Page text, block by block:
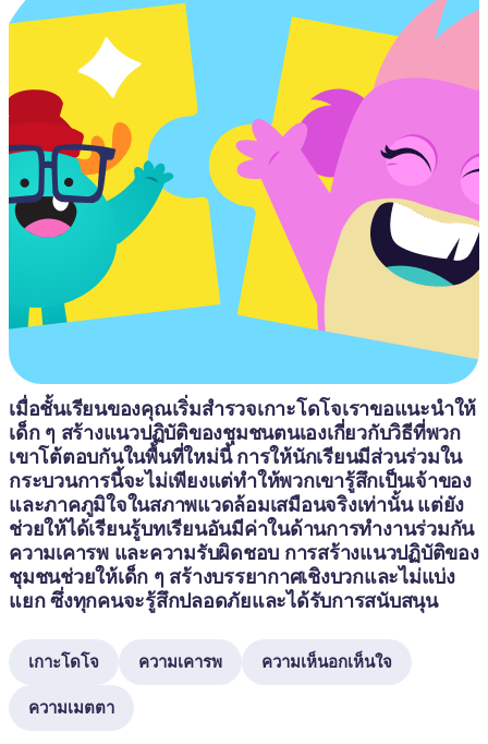
เมื่อชั้นเรียนของคุณเริ่มสำรวจเกาะโดโจเราขอแนะนำให้
เด็ก ๆ สร้างแนวปฏิบัติของชุมชนตนเองเกี่ยวกับวิธีที่พวก
เขาโต้ตอบกันในพื้นที่ใหม่นี้ การให้นักเรียนมีส่วนร่วมใน
กระบวนการนี้จะไม่เพียงแต่ทำให้พวกเขารู้สึกเป็นเจ้าของ
และภาคภูมิใจในสภาพแวดล้อมเสมือนจริงเท่านั้น แต่ยัง
ช่วยให้ได้เรียนรู้บทเรียนอันมีค่าในด้านการทำงานร่วมกัน
ความเคารพ และความรับผิดชอบ การสร้างแนวปฏิบัติของ
ชุมชนช่วยให้เด็ก ๆ สร้างบรรยากาศเชิงบวกและไม่แบ่ง
แยก ซึ่งทุกคนจะรู้สึกปลอดภัยและได้รับการสนับสนุน
เกาะโดโจ ความเคารพ ความเห็นอกเห็นใจ
ความเมตตา